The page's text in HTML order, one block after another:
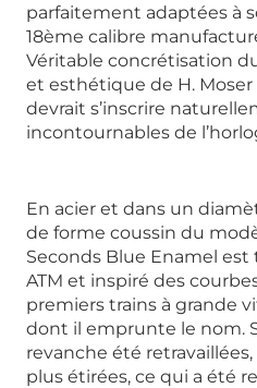
parfaitement adaptées à
18ème calibre
Véritable concrétisation
et esthétique de H. Moser
devrait s’inscrire
incontournables de
En acier et dans un
de forme coussin du
Seconds Blue Enamel est
ATM et inspiré des
premiers trains à grande
dont il emprunte le nom.
revanche été
plus étirées, ce qui a été